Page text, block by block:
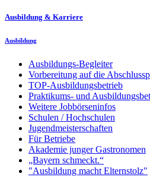
Ausbildung & Karriere
Ausbildung
Ausbildungs-Begleiter
Vorbereitung auf die
TOP-Ausbildungsbetrieb
Praktikums- und
Weitere Jobbörseninfos
Schulen / Hochschulen
Jugendmeisterschaften
Für Betriebe
Akademie junger Gastronomen
„Bayern schmeckt.“
"Ausbildung macht Elternstolz"